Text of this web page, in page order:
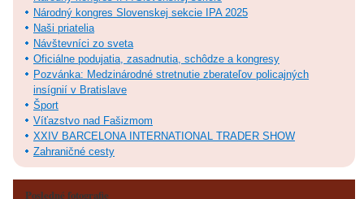
Národný kongres Slovenskej sekcie IPA 2025
Naši priatelia
Návštevníci zo sveta
Oficiálne podujatia, zasadnutia, schôdze a kongresy
Pozvánka: Medzinárodné stretnutie zberateľov policajných
insígnií v Bratislave
Šport
Víťazstvo nad Fašizmom
XXIV BARCELONA INTERNATIONAL TRADER SHOW
Zahraničné cesty
Posledné fotografie